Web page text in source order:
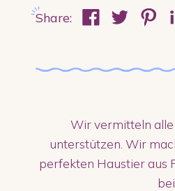
Share:
Wir vermitteln alle
unterstützen. Wir
perfekten Haustier aus